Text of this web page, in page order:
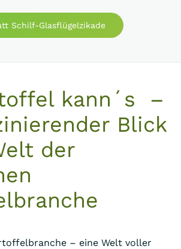
Schilf-Glasflügelzikade
kann´s –
Blick
der
– eine Welt voller